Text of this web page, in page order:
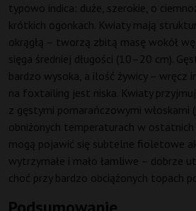
typowo indica: duże, szerokie, o
krótkich ogonkach. Kwiaty mają
okrągłą – tworzą zbitą masę wokół
sięga średniej długości (10–20 cm).
bardzo wysoka, a ilość żywicy – wręcz
na foxtailing jest niska. Kwiaty
z gęstymi pomarańczowymi włoskami
obniżonych temperaturach w
mogą pojawić się subtelne fioletowe
wytrzymałe i mało łamliwe – dobrze
choć przy bardzo obciążonych topach